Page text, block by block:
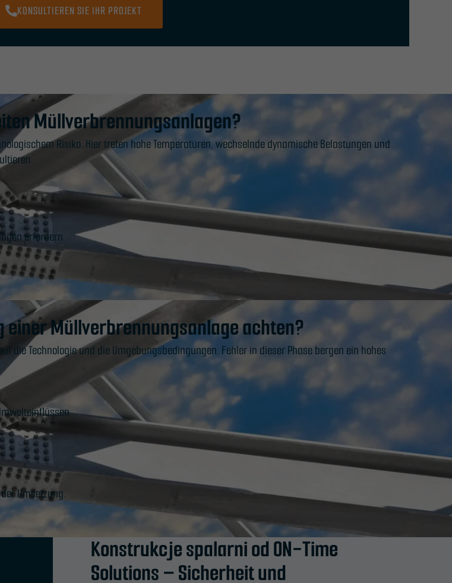
KONSULTIEREN SIE IHR PROJEKT
Müllverbrennungsanlagen?
Risiko. Hier treten hohe Temperaturen, wechselnde dynamische Belastungen und
erfordern.
einer Müllverbrennungsanlage achten?
die Technologie und die Umgebungsbedingungen. Fehler in dieser Phase bergen ein hohes
Umsetzung.
Konstrukcje spalarni od ON-Time
Solutions – Sicherheit und